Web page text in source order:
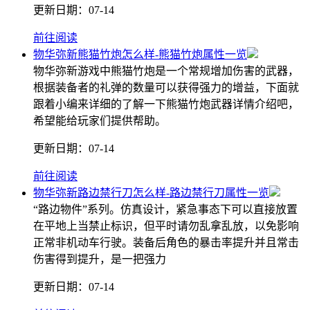
更新日期： 07-14
前往阅读
物华弥新熊猫竹炮怎么样-熊猫竹炮属性一览
物华弥新游戏中熊猫竹炮是一个常规增加伤害的武器，
根据装备者的礼弹的数量可以获得强力的增益，下面就
跟着小编来详细的了解一下熊猫竹炮武器详情介绍吧，
希望能给玩家们提供帮助。
更新日期： 07-14
前往阅读
物华弥新路边禁行刀怎么样-路边禁行刀属性一览
“路边物件”系列。仿真设计，紧急事态下可以直接放置
在平地上当禁止标识，但平时请勿乱拿乱放，以免影响
正常非机动车行驶。装备后角色的暴击率提升并且常击
伤害得到提升，是一把强力
更新日期： 07-14